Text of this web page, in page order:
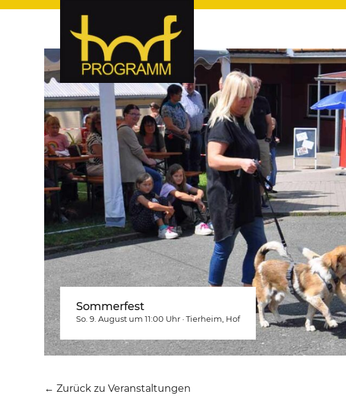
hof-programm – das
hof-programm – das Veranstaltungsportal für Hof und Hochfranken.
Sommerfest
So. 9. August um 11:00 Uhr ·Tierheim , Hof
← Zurück zu Veranstaltungen